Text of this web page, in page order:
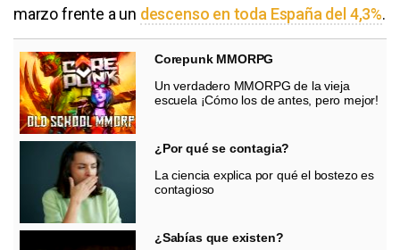
marzo frente a un descenso en toda España del 4,3%.
Corepunk MMORPG
Un verdadero MMORPG de la vieja
escuela ¡Cómo los de antes, pero mejor!
¿Por qué se contagia?
La ciencia explica por qué el bostezo es
contagioso
¿Sabías que existen?